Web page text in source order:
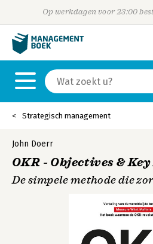
Op werkdagen voor 23:00
Strategisch management
John Doerr
OKR - Objectives &
De simpele methode die